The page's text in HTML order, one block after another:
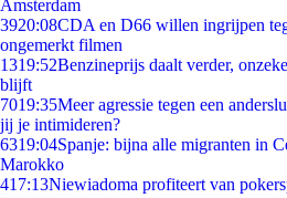
Amsterdam
3920:08CDA en D66 willen ingrijpen
ongemerkt filmen
1319:52Benzineprijs daalt verder,
blijft
7019:35Meer agressie tegen een
jij je intimideren?
6319:04Spanje: bijna alle migranten in
Marokko
417:13Niewiadoma profiteert van